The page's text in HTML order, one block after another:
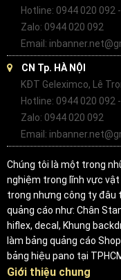
Hotline: 0944 020 092
Zalo: 0944 020 092
Email:
CN Tp. HÀ NỘI
KĐT Geleximco, Lê
Hotline: 0944 020 092
Zalo: 0944 020 092
Email:
Chúng tôi là một trong
nghiệm trong lĩnh vực
trong nhưng công ty đâu
quảng cáo như: Chân
hiflex, decal, Khung
làm bảng quảng cáo
bảng hiệu pano tại
Giới thiệu chung